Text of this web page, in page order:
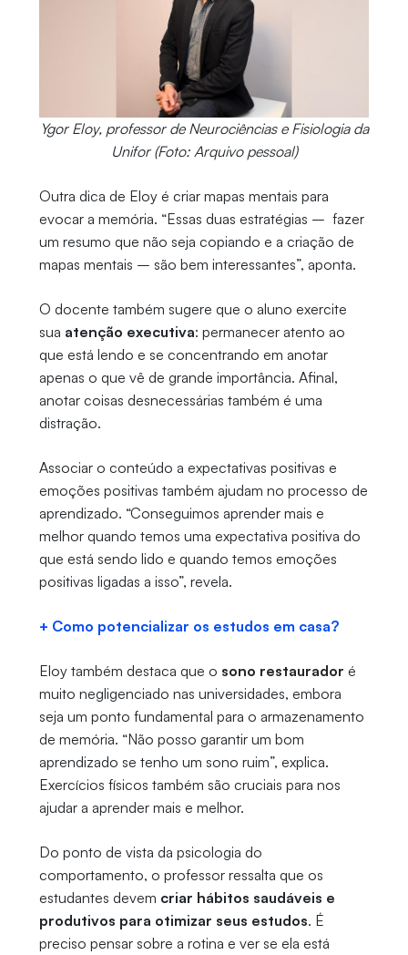
Ygor Eloy, professor de Neurociências e Fisiologia da
Unifor (Foto: Arquivo pessoal)
Outra dica de Eloy é criar mapas mentais para
evocar a memória. “Essas duas estratégias – fazer
um resumo que não seja copiando e a criação de
mapas mentais – são bem interessantes”, aponta.
O docente também sugere que o aluno exercite
sua atenção executiva: permanecer atento ao
que está lendo e se concentrando em anotar
apenas o que vê de grande importância. Afinal,
anotar coisas desnecessárias também é uma
distração.
Associar o conteúdo a expectativas positivas e
emoções positivas também ajudam no processo de
aprendizado. “Conseguimos aprender mais e
melhor quando temos uma expectativa positiva do
que está sendo lido e quando temos emoções
positivas ligadas a isso”, revela.
+ Como potencializar os estudos em casa?
Eloy também destaca que o sono restaurador é
muito negligenciado nas universidades, embora
seja um ponto fundamental para o armazenamento
de memória. “Não posso garantir um bom
aprendizado se tenho um sono ruim”, explica.
Exercícios físicos também são cruciais para nos
ajudar a aprender mais e melhor.
Do ponto de vista da psicologia do
comportamento, o professor ressalta que os
estudantes devem criar hábitos saudáveis e
produtivos para otimizar seus estudos. É
preciso pensar sobre a rotina e ver se ela está